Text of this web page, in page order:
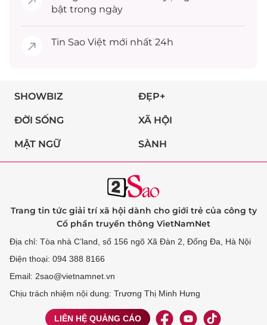
bật trong ngày
Tin Sao Việt mới nhất 24h
SHOWBIZ ĐẸP+
ĐỜI SỐNG XÃ HỘI
MẬT NGỮ SÀNH
Trang tin tức giải trí xã hội dành cho giới trẻ của công ty
Cổ phần truyền thông VietNamNet
Địa chỉ: Tòa nhà C’land, số 156 ngõ Xã Đàn 2, Đống Đa, Hà Nội
Điện thoại: 094 388 8166
Email: 2sao@vietnamnet.vn
Chịu trách nhiệm nội dung: Trương Thị Minh Hưng
LIÊN HỆ QUẢNG CÁO